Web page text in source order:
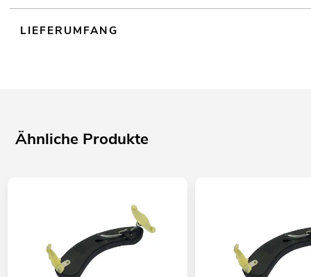
LIEFERUMFANG
Ähnliche Produkte